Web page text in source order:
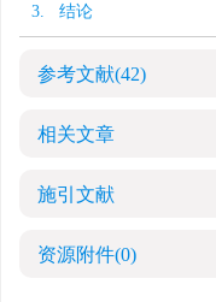
3. 结论
参考文献(42)
相关文章
施引文献
资源附件(0)